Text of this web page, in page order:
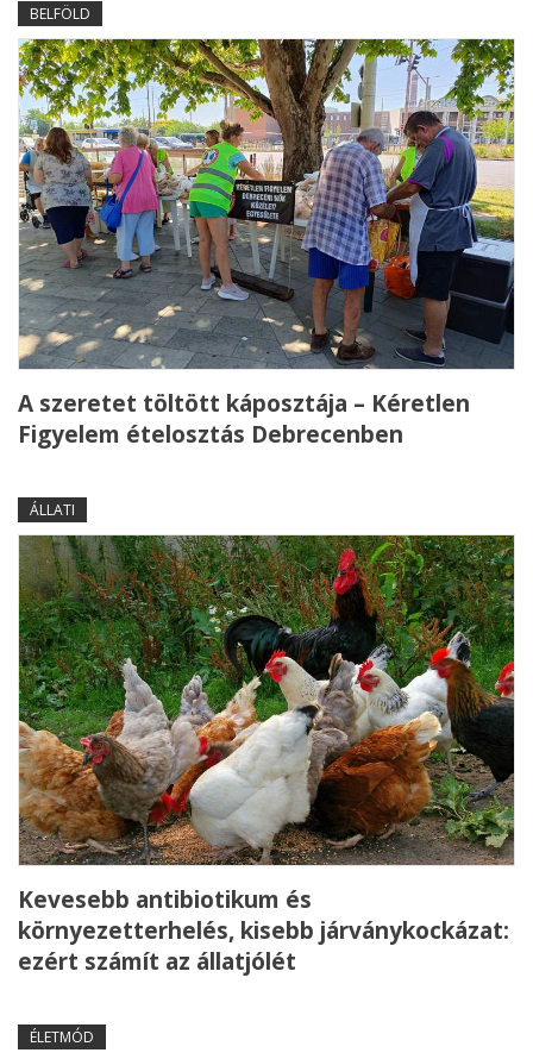
BELFÖLD
A szeretet töltött káposztája – Kéretlen
Figyelem ételosztás Debrecenben
ÁLLATI
Kevesebb antibiotikum és
környezetterhelés, kisebb járványkockázat:
ezért számít az állatjólét
ÉLETMÓD